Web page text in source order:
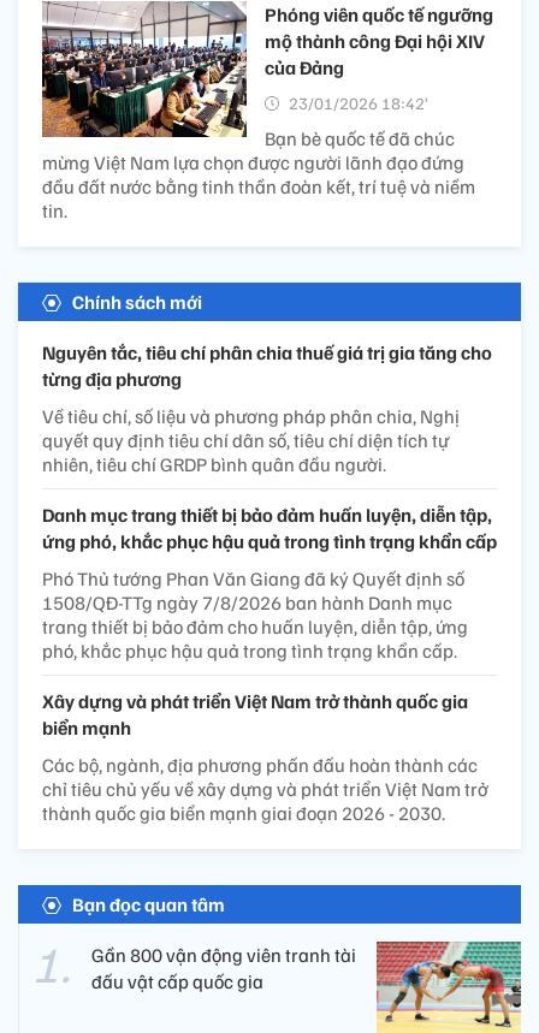
Phóng viên quốc tế ngưỡng
mộ thành công Đại hội XIV
của Đảng
23/01/2026 18:42’
Bạn bè quốc tế đã chúc
mừng Việt Nam lựa chọn được người lãnh đạo đứng
đầu đất nước bằng tinh thần đoàn kết, trí tuệ và niềm
tin.
Chính sách mới
Nguyên tắc, tiêu chí phân chia thuế giá trị gia tăng cho
từng địa phương
Về tiêu chí, số liệu và phương pháp phân chia, Nghị
quyết quy định tiêu chí dân số, tiêu chí diện tích tự
nhiên, tiêu chí GRDP bình quân đầu người.
Danh mục trang thiết bị bảo đảm huấn luyện, diễn tập,
ứng phó, khắc phục hậu quả trong tình trạng khẩn cấp
Phó Thủ tướng Phan Văn Giang đã ký Quyết định số
1508/QĐ-TTg ngày 7/8/2026 ban hành Danh mục
trang thiết bị bảo đảm cho huấn luyện, diễn tập, ứng
phó, khắc phục hậu quả trong tình trạng khẩn cấp.
Xây dựng và phát triển Việt Nam trở thành quốc gia
biển mạnh
Các bộ, ngành, địa phương phấn đấu hoàn thành các
chỉ tiêu chủ yếu về xây dựng và phát triển Việt Nam trở
thành quốc gia biển mạnh giai đoạn 2026 - 2030.
Bạn đọc quan tâm
Gần 800 vận động viên tranh tài
đấu vật cấp quốc gia